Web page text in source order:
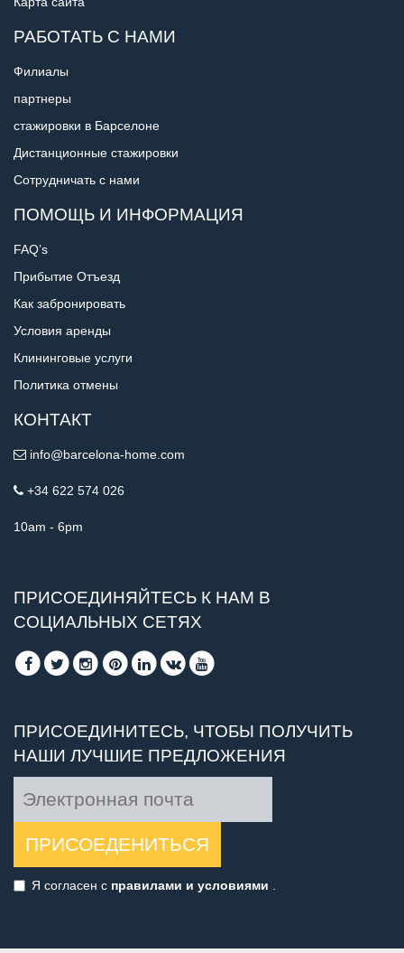
РАБОТАТЬ С НАМИ
Филиалы
партнеры
стажировки в Барселоне
Дистанционные стажировки
Сотрудничать с нами
ПОМОЩЬ И ИНФОРМАЦИЯ
FAQ’s
Прибытие Отъезд
Как забронировать
Условия аренды
Клининговые услуги
Политика отмены
КОНТАКТ
info@barcelona-home.com
+34 622 574 026
10am - 6pm
ПРИСОЕДИНЯЙТЕСЬ К НАМ В
СОЦИАЛЬНЫХ СЕТЯХ
ПРИСОЕДИНИТЕСЬ, ЧТОБЫ ПОЛУЧИТЬ
НАШИ ЛУЧШИЕ ПРЕДЛОЖЕНИЯ
ПРИСОЕДЕНИТЬСЯ
Я согласен с правилами и условиями